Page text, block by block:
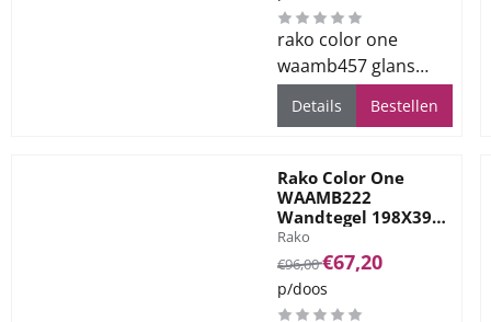
rako color one
waamb457 glans
turquoise
19.8x39.8cm.
Details Bestellen
Rako Color One
WAAMB222
Wandtegel 198X398
Dark Yellow 7mm
Mat
Merk:
Rako
Van 96,00 voor 67,20
€96,00€67,20
p/doos